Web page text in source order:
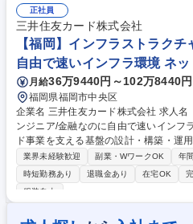
し、IAM・ネットワーク・ログ・暗号
携してSDLCやDevSecOps（コンテナ/
ます。リスク評価やガイドライン策定
計を担い、規制準拠を確保。国内外の
術提案や要件検討を行い、設計書作成
します。 募集職種 H03【東京】バイリンガルテクニカルアーキテクト(A
WSプラットフォーム開発)
正社員
三井住友カード株式会社
【福岡】インフラストラク
自由で速いインフラ環境 ネ
月給36万9440円～102万8440円
福岡県福岡市中央区
企業名 三井住友カード株式会社 求人名 【福岡】インフラストラクチャエ
ンジニア/金融なのに自由で速いインフラ環境 仕事の内容 クレ
ド事業を支える基盤の設計・構築・運
術とゼロトラストアーキテクチャを駆
ンフラ環境を設計・実装する攻めのポジションです。
ンプレを統合した高可用かつ高可観測
SaaSを快適に利用できる安全な開発
業界未経験歓迎 副業・WワークOK 年
時短勤務あり
退職金あり 在宅OK
服装自由